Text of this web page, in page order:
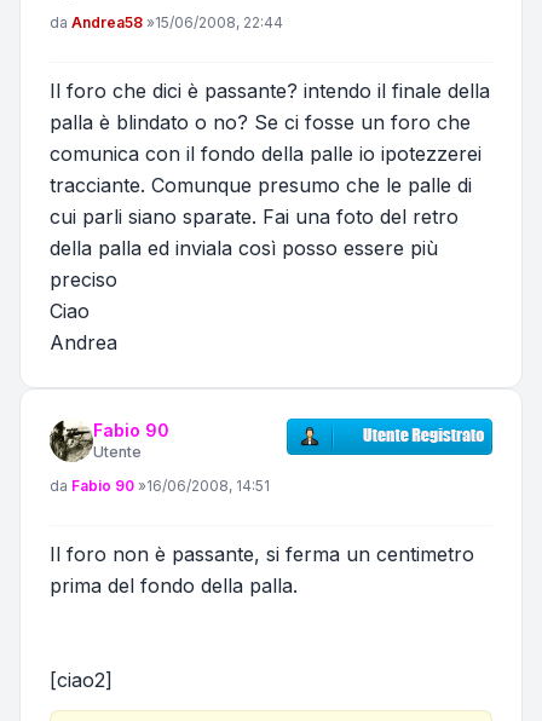
Messaggio
da Andrea58 »15/06/2008, 22:44
Il foro che dici è passante? intendo il finale della
palla è blindato o no? Se ci fosse un foro che
comunica con il fondo della palle io ipotezzerei
tracciante. Comunque presumo che le palle di
cui parli siano sparate. Fai una foto del retro
della palla ed inviala così posso essere più
preciso
Ciao
Andrea
Fabio 90
Utente
Messaggio
da Fabio 90 »16/06/2008, 14:51
Il foro non è passante, si ferma un centimetro
prima del fondo della palla.
[ciao2]